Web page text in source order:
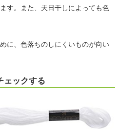
す。また、天日干しによっても色
に、色落ちのしにくいものが向い
ェックする